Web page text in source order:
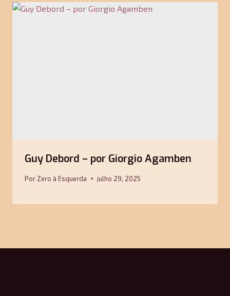
Guy Debord – por Giorgio Agamben
Por Zero à Esquerda julho 29, 2025